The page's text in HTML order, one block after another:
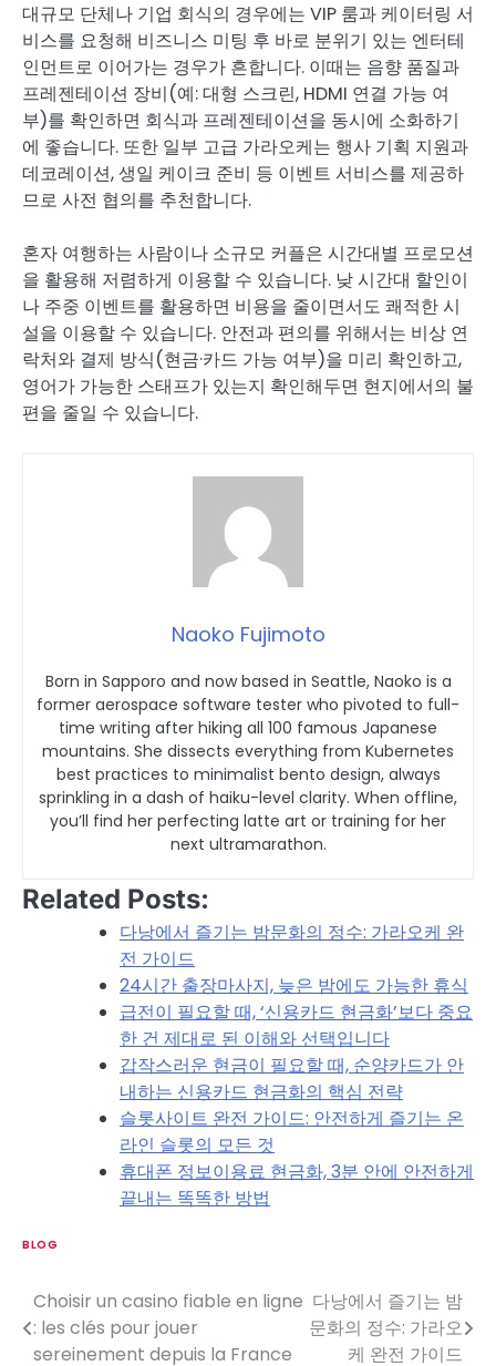
대규모 단체나 기업 회식의 경우에는 VIP 룸과 케이터링 서
비스를 요청해 비즈니스 미팅 후 바로 분위기 있는 엔터테
인먼트로 이어가는 경우가 흔합니다. 이때는 음향 품질과
프레젠테이션 장비(예: 대형 스크린, HDMI 연결 가능 여
부)를 확인하면 회식과 프레젠테이션을 동시에 소화하기
에 좋습니다. 또한 일부 고급 가라오케는 행사 기획 지원과
데코레이션, 생일 케이크 준비 등 이벤트 서비스를 제공하
므로 사전 협의를 추천합니다.
혼자 여행하는 사람이나 소규모 커플은 시간대별 프로모션
을 활용해 저렴하게 이용할 수 있습니다. 낮 시간대 할인이
나 주중 이벤트를 활용하면 비용을 줄이면서도 쾌적한 시
설을 이용할 수 있습니다. 안전과 편의를 위해서는 비상 연
락처와 결제 방식(현금·카드 가능 여부)을 미리 확인하고,
영어가 가능한 스태프가 있는지 확인해두면 현지에서의 불
편을 줄일 수 있습니다.
Naoko Fujimoto
Born in Sapporo and now based in Seattle, Naoko is a
former aerospace software tester who pivoted to full-
time writing after hiking all 100 famous Japanese
mountains. She dissects everything from Kubernetes
best practices to minimalist bento design, always
sprinkling in a dash of haiku-level clarity. When offline,
you’ll find her perfecting latte art or training for her
next ultramarathon.
Related Posts:
다낭에서 즐기는 밤문화의 정수: 가라오케 완
전 가이드
24시간 출장마사지, 늦은 밤에도 가능한 휴식
급전이 필요할 때, ‘신용카드 현금화’보다 중요
한 건 제대로 된 이해와 선택입니다
갑작스러운 현금이 필요할 때, 순양카드가 안
내하는 신용카드 현금화의 핵심 전략
슬롯사이트 완전 가이드: 안전하게 즐기는 온
라인 슬롯의 모든 것
휴대폰 정보이용료 현금화, 3분 안에 안전하게
끝내는 똑똑한 방법
BLOG
P
o
Choisir un casino fiable en ligne
: les clés pour jouer
sereinement depuis la France
다낭에서 즐기는 밤
문화의 정수: 가라오
케 완전 가이드